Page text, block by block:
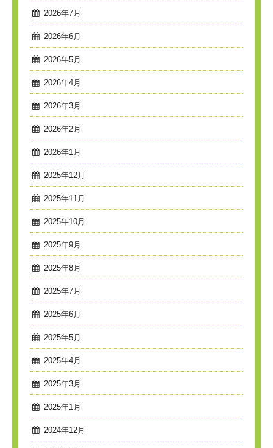
2026年7月
2026年6月
2026年5月
2026年4月
2026年3月
2026年2月
2026年1月
2025年12月
2025年11月
2025年10月
2025年9月
2025年8月
2025年7月
2025年6月
2025年5月
2025年4月
2025年3月
2025年1月
2024年12月